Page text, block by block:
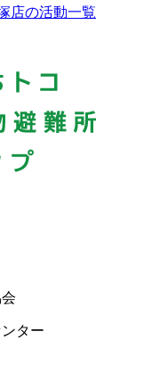
店の活動一覧
ター